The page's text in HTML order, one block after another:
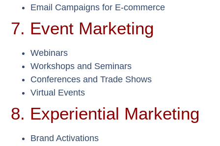
Email Campaigns for E-commerce
7. Event Marketing
Webinars
Workshops and Seminars
Conferences and Trade Shows
Virtual Events
8. Experiential Marketing
Brand Activations